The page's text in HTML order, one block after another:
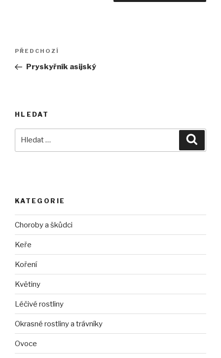
Navigace
příspěvek
Předchozí
příspěvek
PŘEDCHOZÍ
Pryskyřník asijský
HLEDAT
KATEGORIE
Choroby a škůdci
Keře
Koření
Květiny
Léčivé rostliny
Okrasné rostliny a trávníky
Ovoce